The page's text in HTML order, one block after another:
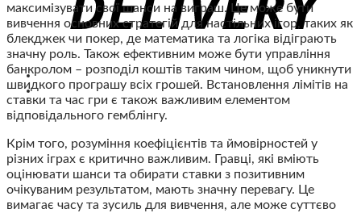
максимізувати свої шанси на виграш. Це може бути
вивчення основних стратегій для настільних ігор, таких як
блекджек чи покер, де математика та логіка відіграють
значну роль. Також ефективним може бути управління
банкролом – розподіл коштів таким чином, щоб уникнути
швидкого програшу всіх грошей. Встановлення лімітів на
ставки та час гри є також важливим елементом
відповідального гемблінгу.
Крім того, розуміння коефіцієнтів та ймовірностей у
різних іграх є критично важливим. Гравці, які вміють
оцінювати шанси та обирати ставки з позитивним
очікуваним результатом, мають значну перевагу. Це
вимагає часу та зусиль для вивчення, але може суттєво